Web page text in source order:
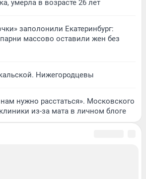
умерла в возрасте 26 лет
заполонили Екатеринбург:
массово оставили жен без
Нижегородцевы
нужно расстаться». Московского
из-за мата в личном блоге